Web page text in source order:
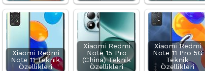
Xiaomi Redmi
Note 11 Teknik
Özellikleri
Xiaomi Redmi
Note 15 Pro
(China) Teknik
Özellikleri
Xiaomi Redmi
Note 11 Pro 5G
Teknik
Özellikleri